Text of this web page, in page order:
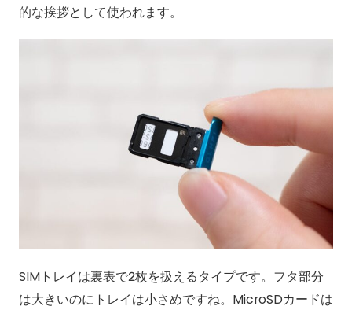
的な挨拶として使われます。
SIMトレイは裏表で2枚を扱えるタイプです。フタ部分
は大きいのにトレイは小さめですね。MicroSDカードは